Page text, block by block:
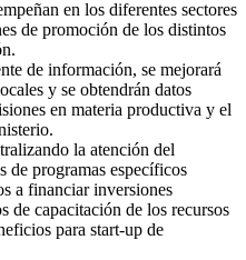
en los diferentes sectores
de promoción de los distintos
de información, se mejorará
y se obtendrán datos
en materia productiva y el
la atención del
de programas específicos
a financiar inversiones
de capacitación de los recursos
para start-up de